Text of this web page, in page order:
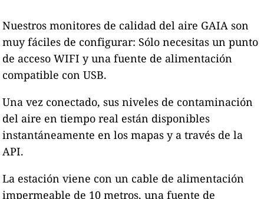
Nuestros monitores de calidad del aire GAIA son
muy fáciles de configurar: Sólo necesitas un punto
de acceso WIFI y una fuente de alimentación
compatible con USB.
Una vez conectado, sus niveles de contaminación
del aire en tiempo real están disponibles
instantáneamente en los mapas y a través de la
API.
La estación viene con un cable de alimentación
impermeable de 10 metros, una fuente de